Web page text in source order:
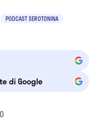
PODCAST SEROTONINA
di Google